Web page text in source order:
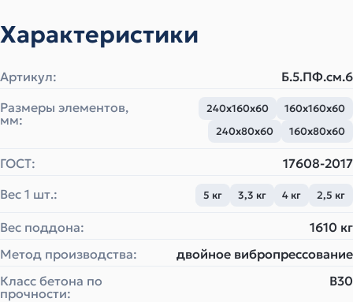
Характеристики
Артикул:
Б.5.ПФ.см.6
Размеры элементов,
мм:
240х160х60
160х160х60
240х80х60
160х80х60
ГОСТ:
17608-2017
Вес 1 шт.:
5 кг 3,3 кг 4 кг 2,5 кг
Вес поддона:
1610 кг
Метод производства:
двойное вибропрессование
Класс бетона по
прочности:
B30